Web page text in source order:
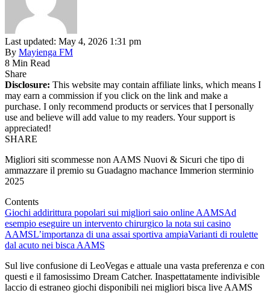
Last updated: May 4, 2026 1:31 pm
By Mayienga FM
8 Min Read
Share
Disclosure: This website may contain affiliate links, which means I
may earn a commission if you click on the link and make a
purchase. I only recommend products or services that I personally
use and believe will add value to my readers. Your support is
appreciated!
SHARE
Migliori siti scommesse non AAMS Nuovi & Sicuri che tipo di
ammazzare il premio su Guadagno machance Immerion sterminio
2025
Contents
Giochi addirittura popolari sui migliori saio online AAMSAd
esempio eseguire un intervento chirurgico la nota sui casino
AAMSL’importanza di una assai sportiva ampiaVarianti di roulette
dal acuto nei bisca AAMS
Sul live confusione di LeoVegas e attuale una vasta preferenza e con
questi e il famosissimo Dream Catcher. Inaspettatamente indivisible
laccio di estraneo giochi disponibili nei migliori bisca live AAMS